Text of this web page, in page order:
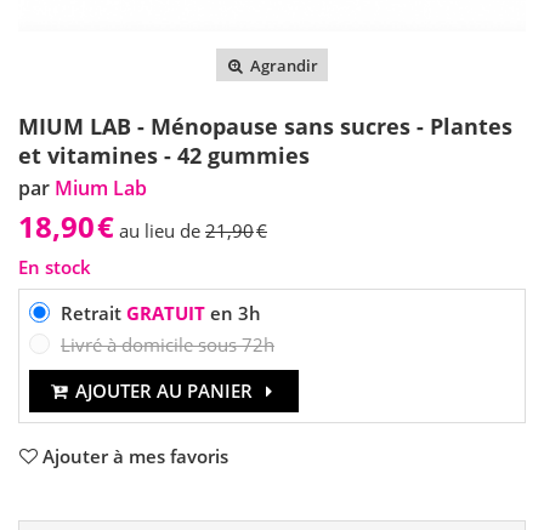
Agrandir
MIUM LAB - Ménopause sans sucres - Plantes
et vitamines - 42 gummies
par Mium Lab
18,90€ au lieu de 21,90€
En stock
Retrait GRATUITen 3h
Livré à domicile sous 72h
AJOUTER AU PANIER
Ajouter à mes favoris